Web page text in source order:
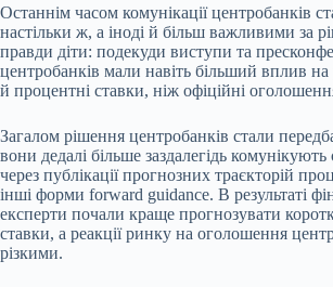
Останнім часом комунікації центробанків
настільки ж, а іноді й більш важливими за
правди діти: подекуди виступи та
центробанків мали навіть більший вплив на
й процентні ставки, ніж офіційні
Загалом рішення центробанків стали
вони дедалі більше заздалегідь
через публікації прогнозних траєкторій
інші форми forward guidance. В результаті
експерти почали краще прогнозувати
ставки, а реакції ринку на оголошення
різкими.